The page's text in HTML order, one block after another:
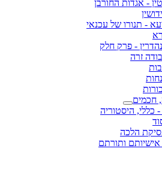
- אגדות החורבן
- תנורו של עכנאי
- פרק חלק
זרה
חכמים
כללי, היסטוריה
הלכה
ותורתם